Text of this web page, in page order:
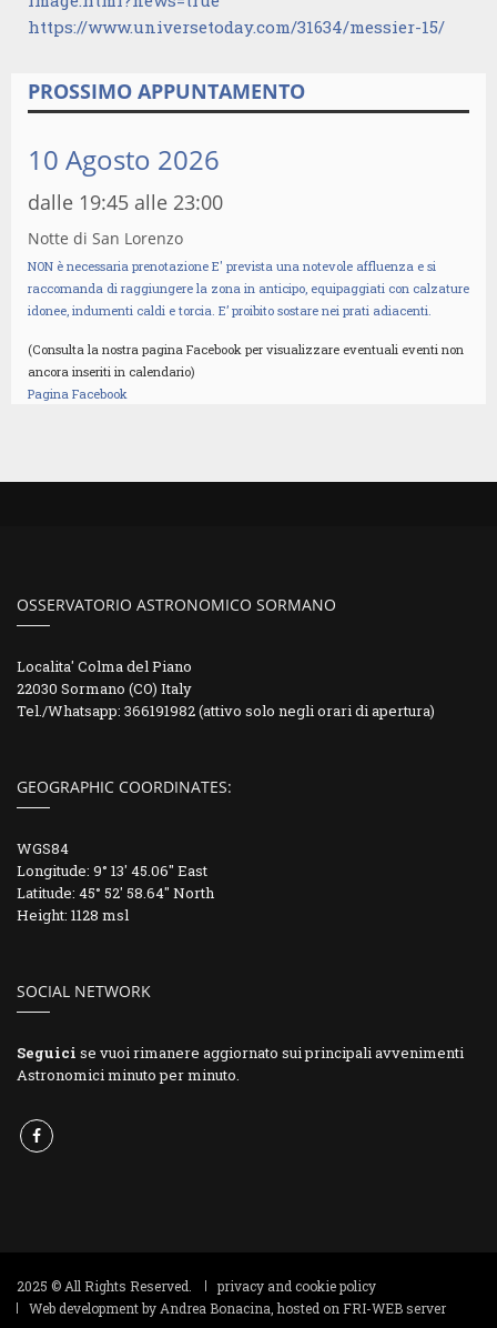
https://www.universetoday.com/31634/messier-15/
PROSSIMO APPUNTAMENTO
10 Agosto 2026
dalle 19:45 alle 23:00
Notte di San Lorenzo
NON è necessaria prenotazione E' prevista una notevole affluenza e si
raccomanda di raggiungere la zona in anticipo, equipaggiati con calzature
idonee, indumenti caldi e torcia. E’ proibito sostare nei prati adiacenti.
(Consulta la nostra pagina Facebook per visualizzare eventuali eventi non
ancora inseriti in calendario)
Pagina Facebook
OSSERVATORIO ASTRONOMICO SORMANO
Localita' Colma del Piano
22030 Sormano (CO) Italy
Tel./Whatsapp: 366191982 (attivo solo negli orari di apertura)
GEOGRAPHIC COORDINATES:
WGS84
Longitude: 9° 13' 45.06" East
Latitude: 45° 52' 58.64" North
Height: 1128 msl
SOCIAL NETWORK
Seguici se vuoi rimanere aggiornato sui principali avvenimenti
Astronomici minuto per minuto.
2025 © All Rights Reserved.
privacy and cookie policy
Web development by Andrea Bonacina, hosted on FRI-WEBserver